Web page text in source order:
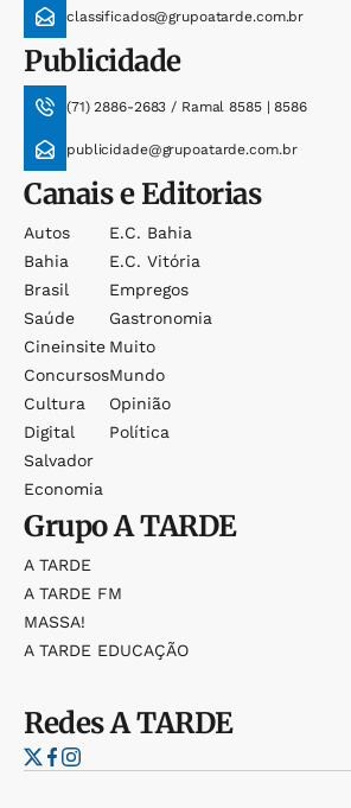
classificados@grupoatarde.com.br
Publicidade
(71) 2886-2683 / Ramal 8585 | 8586
publicidade@grupoatarde.com.br
Canais e Editorias
Autos
Bahia
Brasil
Saúde
Cineinsite
Concursos
Cultura
Digital
Salvador
Economia
E.c. Bahia
E.c. Vitória
Empregos
Gastronomia
Muito
Mundo
Opinião
Política
GrupoA TARDE
A TARDE
A TARDE FM
MASSA!
A TARDE EDUCAÇÃO
RedesA TARDE